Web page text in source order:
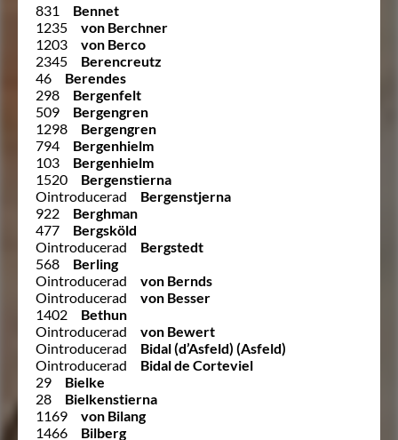
831
Bennet
1235
von Berchner
1203
von Berco
2345
Berencreutz
46
Berendes
298
Bergenfelt
509
Bergengren
1298
Bergengren
794
Bergenhielm
103
Bergenhielm
1520
Bergenstierna
Ointroducerad
Bergenstjerna
922
Berghman
477
Bergsköld
Ointroducerad
Bergstedt
568
Berling
Ointroducerad
von Bernds
Ointroducerad
von Besser
1402
Bethun
Ointroducerad
von Bewert
Ointroducerad
Bidal (d’Asfeld) (Asfeld)
Ointroducerad
Bidal de Corteviel
29
Bielke
28
Bielkenstierna
1169
von Bilang
1466
Bilberg